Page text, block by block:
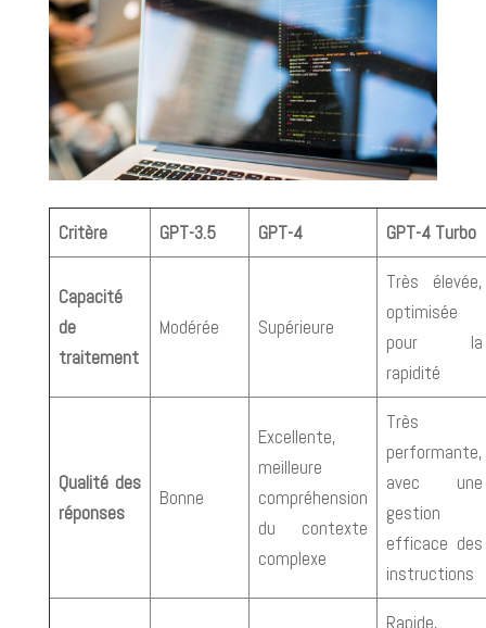
Critère GPT-3.5 GPT-4 GPT-4 Turbo
Capacité
de
traitement
Modérée Supérieure
Très élevée,
optimisée
pour la
rapidité
Qualité des
réponses
Bonne
Excellente,
meilleure
compréhension
du contexte
complexe
Très
performante,
avec une
gestion
efficace des
instructions
Rapide,